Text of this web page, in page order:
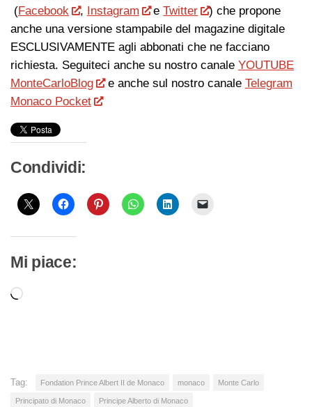
(Facebook , Instagram eTwitter
) che propone
anche una versione stampabile del magazine digitale
ESCLUSIVAMENTE agli abbonati che ne facciano
richiesta. Seguiteci anche su nostro canale YOUTUBE
MonteCarloBlog
e anche sul nostro canale Telegram
Monaco Pocket
Condividi:
Mi piace:
Caricamento
Tag: Fondation Prince Albert II de Monaco monaco Monte Carlo
Principato di Monaco Principe Alberto di Monaco